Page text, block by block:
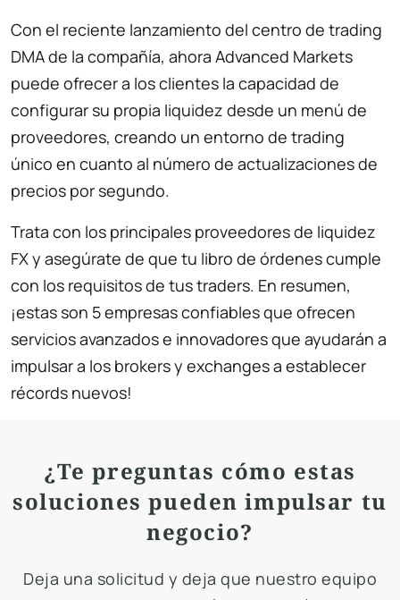
Con el reciente lanzamiento del centro de trading
DMA de la compañía, ahora Advanced Markets
puede ofrecer a los clientes la capacidad de
configurar su propia liquidez desde un menú de
proveedores, creando un entorno de trading
único en cuanto al número de actualizaciones de
precios por segundo.
Trata con los principales proveedores de liquidez
FX y asegúrate de que tu libro de órdenes cumple
con los requisitos de tus traders. En resumen,
¡estas son 5 empresas confiables que ofrecen
servicios avanzados e innovadores que ayudarán a
impulsar a los brokers y exchanges a establecer
récords nuevos!
¿Te preguntas cómo estas
soluciones pueden impulsar tu
negocio?
Deja una solicitud y deja que nuestro equipo